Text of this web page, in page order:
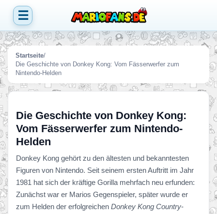
☰
Startseite/
Die Geschichte von Donkey Kong: Vom Fässerwerfer zum
Nintendo-Helden
Die Geschichte von Donkey Kong:
Vom Fässerwerfer zum Nintendo-
Helden
Donkey Kong gehört zu den ältesten und bekanntesten
Figuren von Nintendo. Seit seinem ersten Auftritt im Jahr
1981 hat sich der kräftige Gorilla mehrfach neu erfunden:
Zunächst war er Marios Gegenspieler, später wurde er
zum Helden der erfolgreichen Donkey Kong Country-